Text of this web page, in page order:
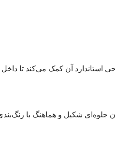
آن جلوه‌ای شکیل و هماهنگ با